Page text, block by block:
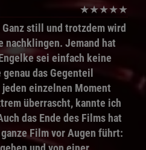
★★★★★
still und trotzdem wird
nachklingen. Jemand hat
sei einfach keine
das Gegenteil
einzelnen Moment
überrascht, kannte ich
das Ende des Films hat
Film vor Augen führt: